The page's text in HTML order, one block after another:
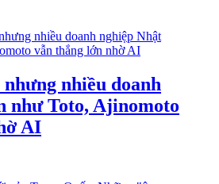
nhiều doanh
như Toto, Ajinomoto
AI